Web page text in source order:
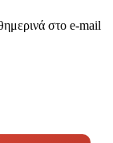
στο e-mail